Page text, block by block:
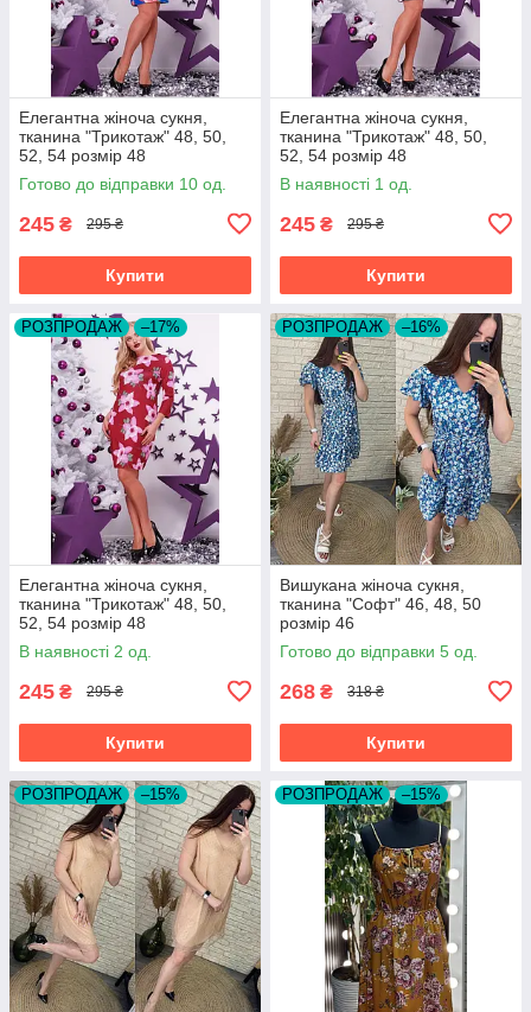
Елегантна жіноча сукня,
тканина "Трикотаж" 48, 50,
52, 54 розмір 48
Готово до відправки 10 од.
245 ₴ 295 ₴
Купити
Елегантна жіноча сукня,
тканина "Трикотаж" 48, 50,
52, 54 розмір 48
В наявності 1 од.
245 ₴ 295 ₴
Купити
РОЗПРОДАЖ –17%
Елегантна жіноча сукня,
тканина "Трикотаж" 48, 50,
52, 54 розмір 48
В наявності 2 од.
245 ₴ 295 ₴
Купити
РОЗПРОДАЖ –16%
Вишукана жіноча сукня,
тканина "Софт" 46, 48, 50
розмір 46
Готово до відправки 5 од.
268 ₴ 318 ₴
Купити
РОЗПРОДАЖ –15% РОЗПРОДАЖ –15%